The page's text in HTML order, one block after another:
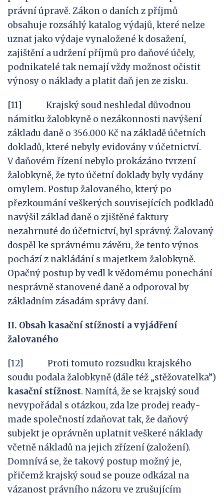
právní úpravě. Zákon o daních z příjmů
obsahuje rozsáhlý katalog výdajů, které nelze
uznat jako výdaje vynaložené k dosažení,
zajištění a udržení příjmů pro daňové účely,
podnikatelé tak nemají vždy možnost očistit
výnosy o náklady a platit daň jen ze zisku.
[11] Krajský soud neshledal důvodnou
námitku žalobkyně o nezákonnosti navýšení
základu daně o 356.000 Kč na základě účetních
dokladů, které nebyly evidovány v účetnictví.
V daňovém řízení nebylo prokázáno tvrzení
žalobkyně, že tyto účetní doklady byly vydány
omylem. Postup žalovaného, který po
přezkoumání veškerých souvisejících podkladů
navýšil základ daně o zjištěné faktury
nezahrnuté do účetnictví, byl správný. Žalovaný
dospěl ke správnému závěru, že tento výnos
pochází z nakládání s majetkem žalobkyně.
Opačný postup by vedl k vědomému ponechání
nesprávně stanovené daně a odporoval by
základním zásadám správy daní.
II. Obsah kasační stížnosti a vyjádření
žalovaného
[12] Proti tomuto rozsudku krajského
soudu podala žalobkyně (dále též „stěžovatelka”)
kasační stížnost. Namítá, že se krajský soud
nevypořádal s otázkou, zda lze prodej ready-
made společností zdaňovat tak, že daňový
subjekt je oprávněn uplatnit veškeré náklady
včetně nákladů na jejich zřízení (založení).
Domnívá se, že takový postup možný je,
přičemž krajský soud se pouze odkázal na
vázanost právního názoru ve zrušujícím